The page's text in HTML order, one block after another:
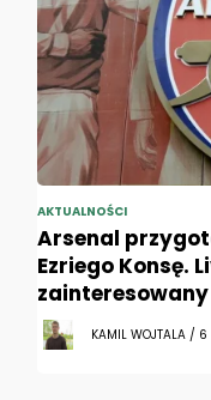
AKTUALNOŚCI
Arsenal
Ezriego Konsę.
zainteresowany
KAMIL WOJTALA /